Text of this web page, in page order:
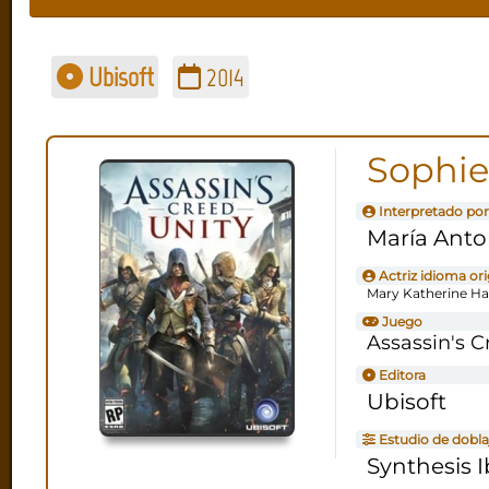
Ubisoft 2014
Interpretado por
María
Actriz idioma
Mary Katherine
Juego
Assassin's
Editora
Ubisoft
Estudio de
Synthesis